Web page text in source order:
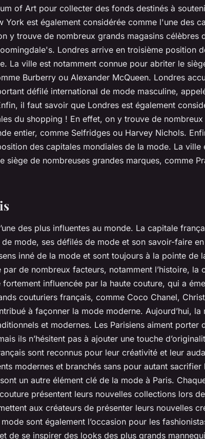
of Art pour collecter des fonds destinés à
York est également considérée comme l'une des
y trouve de nombreux grands magasins célèbres
Londres arrive en troisième position
La ville est notamment connue pour abriter le
Burberry ou Alexander McQueen. Londres
défilé international de mode masculine,
il faut savoir que Londres est également
du shopping ! En effet, on y trouve de
entier, comme Selfridges ou Harvey Nichols.
des capitales mondiales de la mode. La ville
siège de nombreuses grandes marques, comme
des plus influentes au monde. La capitale
mode, ses défilés de mode et son savoir-faire
inné de la mode et sont toujours à la pointe de
par de nombreux facteurs, notamment l’histoire, la
influencée par la haute couture, qui a
couturiers français, comme Coco Chanel,
à façonner la mode moderne. Aujourd’hui, la
et modernes. Les Parisiens aiment porter
ils n’hésitent pas à ajouter une touche
sont reconnus pour leur créativité et leur
modernes et branchés sans pour autant sacrifier
un autre élément clé de la mode à Paris.
présentent leurs nouvelles collections lors
aux créateurs de présenter leurs nouvelles
sont également l’occasion pour les
de se inspirer des looks des plus grands